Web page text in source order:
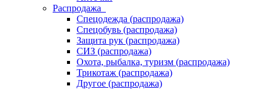
Распродажа
Спецодежда (распродажа)
Спецобувь (распродажа)
Защита рук (распродажа)
СИЗ (распродажа)
Охота, рыбалка, туризм (распродажа)
Трикотаж (распродажа)
Другое (распродажа)